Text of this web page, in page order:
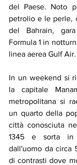
del Paese. Noto
petrolio e le perle,
del Bahrain,
Formula 1 in
linea aerea Gulf Air.
In un weekend si
la capitale
metropolitana si
un quarto della
città conosciuta
1345 e sorta in
dall'uomo da circa
di contrasti dove